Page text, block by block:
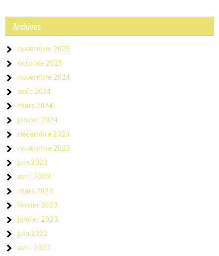
Archives
novembre 2025
octobre 2025
novembre 2024
août 2024
mars 2024
janvier 2024
décembre 2023
novembre 2023
juin 2023
avril 2023
mars 2023
février 2023
janvier 2023
juin 2022
avril 2022